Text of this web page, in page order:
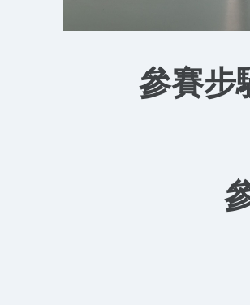
參賽步